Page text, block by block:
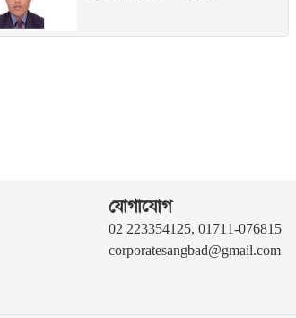
যোগাযোগ
02 223354125, 01711-076815
corporatesangbad@gmail.com